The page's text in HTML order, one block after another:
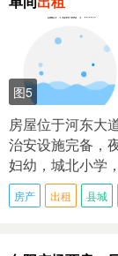
图5
房屋位于河东大
治安设施完备，
妇幼，城北小学
房产 出租 县城